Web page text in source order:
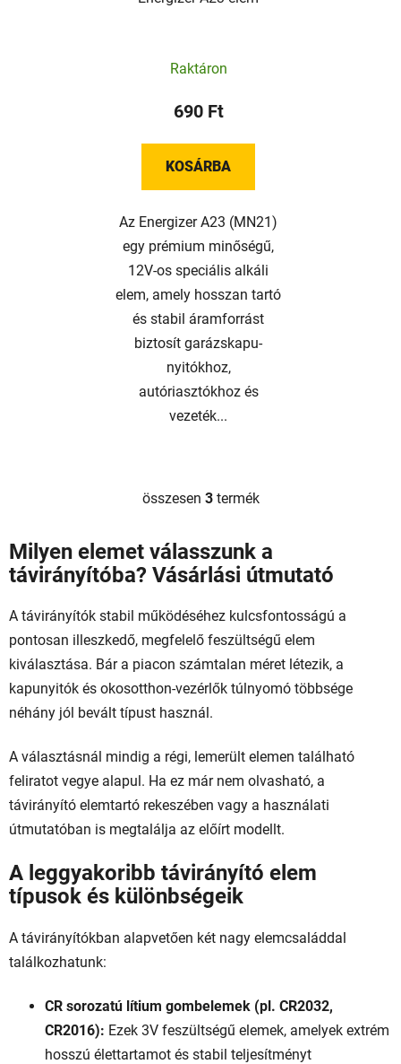
Raktáron
690 Ft
KOSÁRBA
Az Energizer A23 (MN21)
egy prémium minőségű,
12V-os speciális alkáli
elem, amely hosszan tartó
és stabil áramforrást
biztosít garázskapu-
nyitókhoz,
autóriasztókhoz és
vezeték...
L
s
t
a
i
r
á
n
y
í
t
s
e
l
e
e
i
összesen 3termék
Milyen elemet válasszunk a
távirányítóba? Vásárlási útmutató
A távirányítók stabil működéséhez kulcsfontosságú a
pontosan illeszkedő, megfelelő feszültségű elem
kiválasztása. Bár a piacon számtalan méret létezik, a
kapunyitók és okosotthon-vezérlők túlnyomó többsége
néhány jól bevált típust használ.
A választásnál mindig a régi, lemerült elemen található
feliratot vegye alapul. Ha ez már nem olvasható, a
távirányító elemtartó rekeszében vagy a használati
útmutatóban is megtalálja az előírt modellt.
A leggyakoribb távirányító elem
típusok és különbségeik
A távirányítókban alapvetően két nagy elemcsaláddal
találkozhatunk:
CR sorozatú lítium gombelemek (pl. CR2032,
CR2016): Ezek 3V feszültségű elemek, amelyek extrém
hosszú élettartamot és stabil teljesítményt